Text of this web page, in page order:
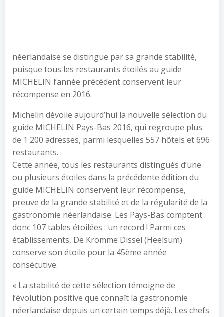
néerlandaise se distingue par sa grande stabilité,
puisque tous les restaurants étoilés au guide
MICHELIN l’année précédent conservent leur
récompense en 2016.
Michelin dévoile aujourd’hui la nouvelle sélection du
guide MICHELIN Pays-Bas 2016, qui regroupe plus
de 1 200 adresses, parmi lesquelles 557 hôtels et 696
restaurants.
Cette année, tous les restaurants distingués d’une
ou plusieurs étoiles dans la précédente édition du
guide MICHELIN conservent leur récompense,
preuve de la grande stabilité et de la régularité de la
gastronomie néerlandaise. Les Pays-Bas comptent
donc 107 tables étoilées : un record ! Parmi ces
établissements, De Kromme Dissel (Heelsum)
conserve son étoile pour la 45ème année
consécutive.
« La stabilité de cette sélection témoigne de
l’évolution positive que connaît la gastronomie
néerlandaise depuis un certain temps déjà. Les chefs